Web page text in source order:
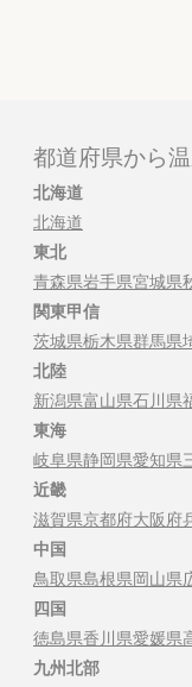
都道府県から
北海道
北海道
東北
青森県岩手県宮城県
関東甲信
茨城県栃木県群馬県
北陸
新潟県富山県石川県
東海
岐阜県静岡県愛知県
近畿
滋賀県京都府大阪府
中国
鳥取県島根県岡山県
四国
徳島県香川県愛媛県
九州北部